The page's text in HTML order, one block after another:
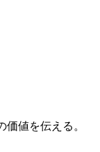
価値を伝える。